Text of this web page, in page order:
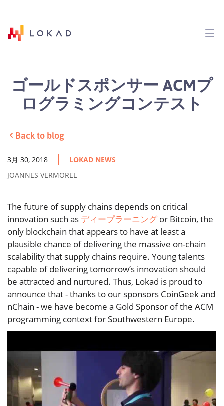
ゴールドスポンサー ACMプ
ログラミングコンテスト
Back to blog
3月 30, 2018
LOKAD NEWS
JOANNES VERMOREL
The future of supply chains depends on critical
innovation such as ディープラーニング or Bitcoin, the
only blockchain that appears to have at least a
plausible chance of delivering the massive on-chain
scalability that supply chains require. Young talents
capable of delivering tomorrow’s innovation should
be attracted and nurtured. Thus, Lokad is proud to
announce that - thanks to our sponsors CoinGeek and
nChain - we have become a Gold Sponsor of the ACM
programming context for Southwestern Europe.